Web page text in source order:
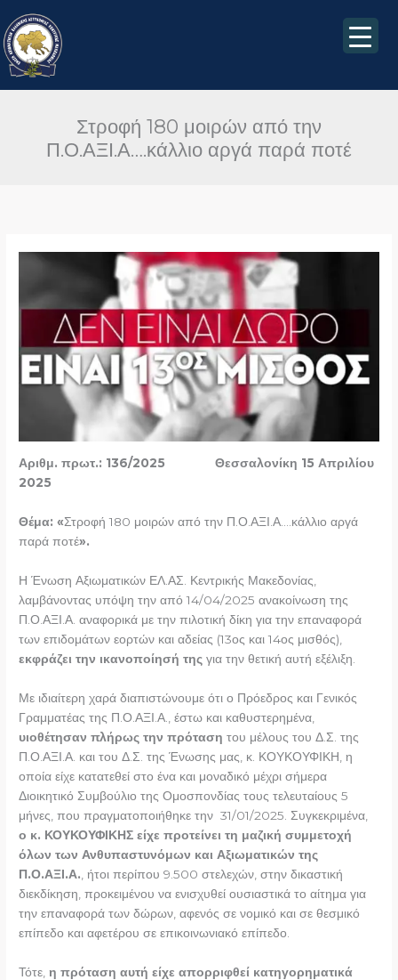
στο
περιεχόμενο
Στροφή 180 μοιρών από την
Π.Ο.ΑΞΙ.Α….κάλλιο αργά παρά ποτέ
Αριθμ. πρωτ.: 136/2025 Θεσσαλονίκη 15 Απριλίου
2025
Θέμα: «Στροφή 180 μοιρών από την Π.Ο.ΑΞΙ.Α….κάλλιο αργά
παρά ποτέ».
Η Ένωση Αξιωματικών ΕΛ.ΑΣ. Κεντρικής Μακεδονίας,
λαμβάνοντας υπόψη την από 14/04/2025 ανακοίνωση της
Π.Ο.ΑΞΙ.Α. αναφορικά με την πιλοτική δίκη για την επαναφορά
των επιδομάτων εορτών και αδείας (13ος και 14ος μισθός),
εκφράζει την ικανοποίησή της για την θετική αυτή εξέλιξη.
Με ιδιαίτερη χαρά διαπιστώνουμε ότι ο Πρόεδρος και Γενικός
Γραμματέας της Π.Ο.ΑΞΙ.Α., έστω και καθυστερημένα,
υιοθέτησαν πλήρως την πρόταση του μέλους του Δ.Σ. της
Π.Ο.ΑΞΙ.Α. και του Δ.Σ. της Ένωσης μας, κ. ΚΟΥΚΟΥΦΙΚΗ, η
οποία είχε κατατεθεί στο ένα και μοναδικό μέχρι σήμερα
Διοικητικό Συμβούλιο της Ομοσπονδίας τους τελευταίους 5
μήνες, που πραγματοποιήθηκε την 31/01/2025. Συγκεκριμένα,
ο κ. ΚΟΥΚΟΥΦΙΚΗΣ είχε προτείνει τη μαζική συμμετοχή
όλων των Ανθυπαστυνόμων και Αξιωματικών της
Π.Ο.ΑΞΙ.Α. , ήτοι περίπου 9.500 στελεχών, στην δικαστική
διεκδίκηση, προκειμένου να ενισχυθεί ουσιαστικά το αίτημα για
την επαναφορά των δώρων, αφενός σε νομικό και σε θεσμικό
επίπεδο και αφετέρου σε επικοινωνιακό επίπεδο.
Τότε, η πρόταση αυτή είχε απορριφθεί κατηγορηματικά